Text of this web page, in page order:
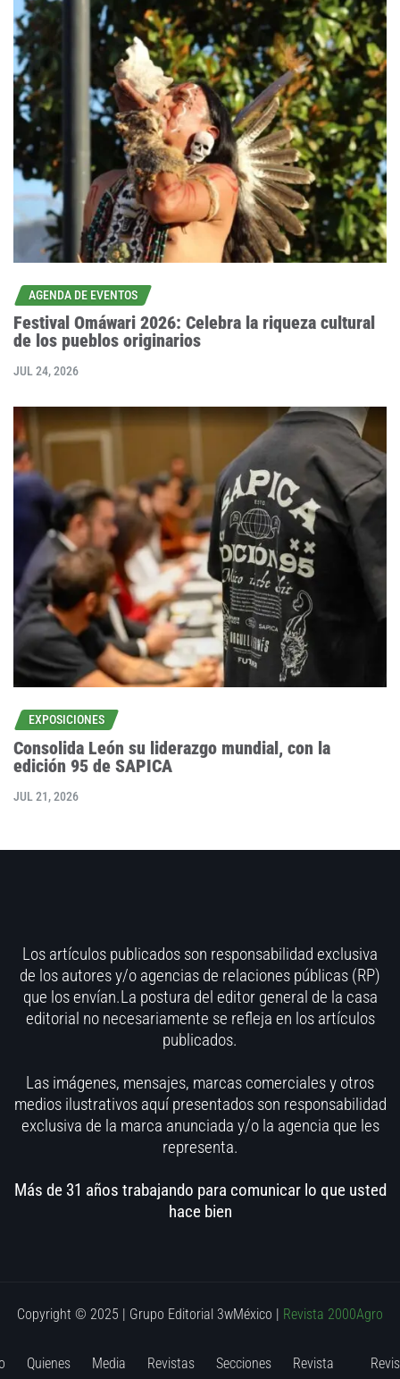
AGENDA DE EVENTOS
Festival Omáwari 2026: Celebra la riqueza cultural
de los pueblos originarios
JUL 24, 2026
EXPOSICIONES
Consolida León su liderazgo mundial, con la
edición 95 de SAPICA
JUL 21, 2026
Los artículos publicados son responsabilidad exclusiva
de los autores y/o agencias de relaciones públicas (RP)
que los envían.La postura del editor general de la casa
editorial no necesariamente se refleja en los artículos
publicados.
Las imágenes, mensajes, marcas comerciales y otros
medios ilustrativos aquí presentados son responsabilidad
exclusiva de la marca anunciada y/o la agencia que les
representa.
Más de 31 años trabajando para comunicar lo que usted
hace bien
Copyright © 2025 | Grupo Editorial 3wMéxico Revista 2000Agro
Quienes
Media
Revistas Secciones
Revista